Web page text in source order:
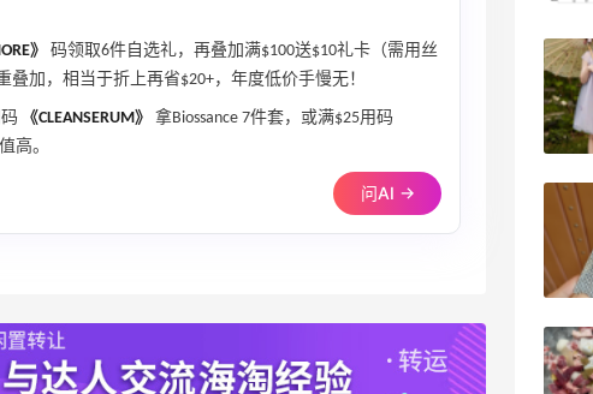
》
码领取6件自选礼，再叠加满$100送$10礼卡（需用丝
叠加，相当于折上再省$20+，年度低价手慢无！
《CLEANSERUM》
拿Biossance 7件套，或满$25用码
高。
问AI →
京东买戴维贝拉连衣裙，融合中式风很好
看！
亮亮的发夹再买两个！走了55有额外的返
利到账！